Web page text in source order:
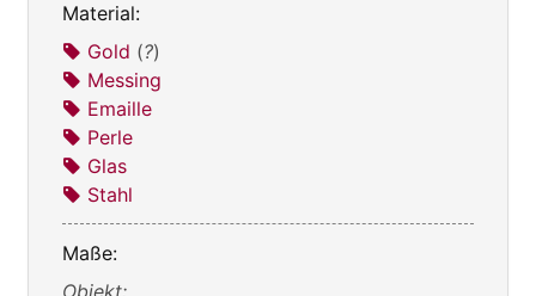
Material:
Gold (?)
Messing
Emaille
Perle
Glas
Stahl
Maße: